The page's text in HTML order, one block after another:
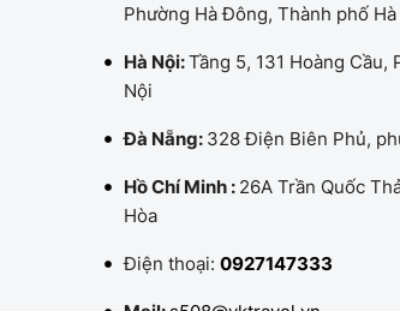
Phường Hà Đông, Thành phố
Hà Nội:Tầng 5, 131 Hoàng Cầu,
Nội
Đà Nẵng: 328 Điện Biên Phủ,
Hồ Chí Minh : 26A Trần Quốc
Hòa
Điện thoại: 0927147333